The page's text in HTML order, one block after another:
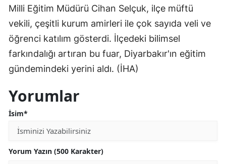
Milli Eğitim Müdürü Cihan Selçuk, ilçe müftü
vekili, çeşitli kurum amirleri ile çok sayıda veli ve
öğrenci katılım gösterdi. İlçedeki bilimsel
farkındalığı artıran bu fuar, Diyarbakır'ın eğitim
gündemindeki yerini aldı. (İHA)
Yorumlar
İsim*
Yorum Yazın (500 Karakter)